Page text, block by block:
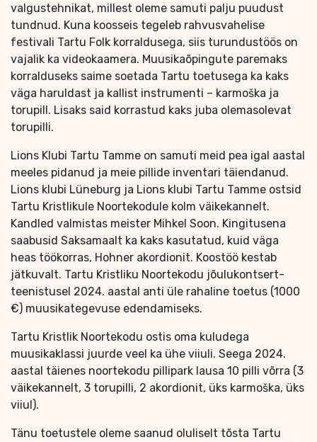
valgustehnikat, millest oleme samuti palju puudust
tundnud. Kuna koosseis tegeleb rahvusvahelise
festivali Tartu Folk korraldusega, siis turundustöös on
vajalik ka videokaamera. Muusikaõpingute paremaks
korralduseks saime soetada Tartu toetusega ka kaks
väga haruldast ja kallist instrumenti – karmoška ja
torupill. Lisaks said korrastud kaks juba olemasolevat
torupilli.
Lions Klubi Tartu Tamme on samuti meid pea igal aastal
meeles pidanud ja meie pillide inventari täiendanud.
Lions klubi Lüneburg ja Lions klubi Tartu Tamme ostsid
Tartu Kristlikule Noortekodule kolm väikekannelt.
Kandled valmistas meister Mihkel Soon. Kingitusena
saabusid Saksamaalt ka kaks kasutatud, kuid väga
heas töökorras, Hohner akordionit. Koostöö kestab
jätkuvalt. Tartu Kristliku Noortekodu jõulukontsert-
teenistusel 2024. aastal anti üle rahaline toetus (1000
€) muusikategevuse edendamiseks.
Tartu Kristlik Noortekodu ostis oma kuludega
muusikaklassi juurde veel ka ühe viiuli. Seega 2024.
aastal täienes noortekodu pillipark lausa 10 pilli võrra (3
väikekannelt, 3 torupilli, 2 akordionit, üks karmoška, üks
viiul).
Tänu toetustele oleme saanud oluliselt tõsta Tartu